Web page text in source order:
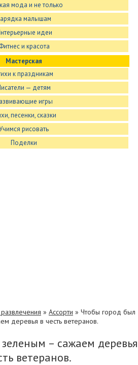
мода и не только
малышам
идеи
и красота
Мастерская
к праздникам
— детям
игры
песенки, сказки
рисовать
Поделки
» Ассорти » Чтобы город был
деревья в честь ветеранов.
– сажаем деревья
ветеранов.